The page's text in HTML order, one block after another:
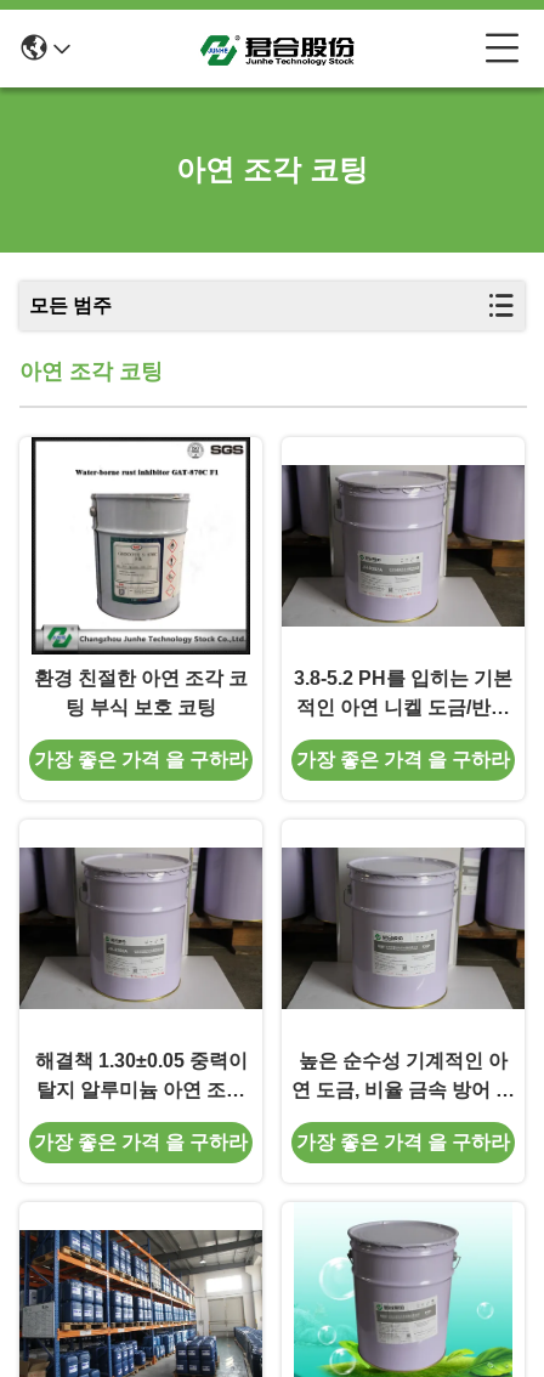
아연 조각 코팅
모든 범주
아연 조각 코팅
환경 친절한 아연 조각 코
팅 부식 보호 코팅
가장 좋은 가격 을 구하라
3.8-5.2 PH를 입히는 기본
적인 아연 니켈 도금/반대
로 부식을 급수하십시오
가장 좋은 가격 을 구하라
해결책 1.30±0.05 중력이
탈지 알루미늄 아연 조각
코팅에 의하여 급수합니다
가장 좋은 가격 을 구하라
높은 순수성 기계적인 아
연 도금, 비율 금속 방어 코
팅
가장 좋은 가격 을 구하라